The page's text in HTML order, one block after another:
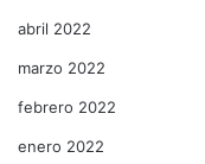
abril 2022
marzo 2022
febrero 2022
enero 2022